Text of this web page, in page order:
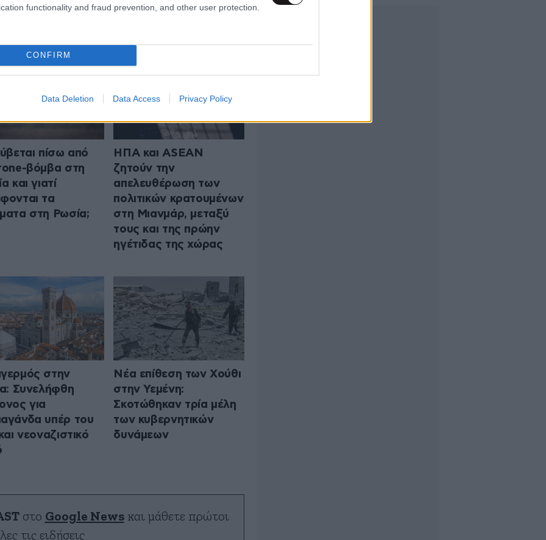
functionality and fraud prevention, and other user protection.
CONFIRM
Data Deletion Data Access Privacy Policy
ΤΟΝ ΚΟΣΜΟ
πίσω από
βόμβα στη
και γιατί
τα
στη Ρωσία;
ΗΠΑ και ASEAN
ζητούν την
απελευθέρωση των
πολιτικών κρατουμένων
στη Μιανμάρ, μεταξύ
τους και της πρώην
ηγέτιδας της χώρας
στην
Συνελήφθη
για
υπέρ του
νεοναζιστικό
Νέα επίθεση των Χούθι
στην Υεμένη:
Σκοτώθηκαν τρία μέλη
των κυβερνητικών
δυνάμεων
στο Google Newsκαι μάθετε πρώτοι
τις ειδήσεις